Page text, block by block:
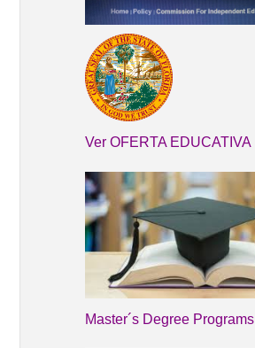
Ver OFERTA EDUCATIVA
Master´s Degree Programs